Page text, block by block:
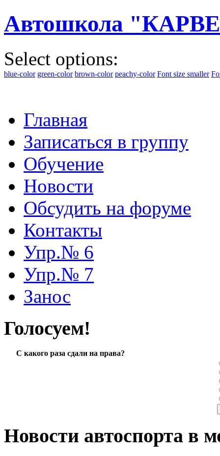
Автошкола
Select options:
blue-color green-color brown-color peachy-color Font size smaller
Главная
Записаться в группу
Обучение
Новости
Обсудить на форуме
Контакты
Упр.№ 6
Упр.№ 7
Занос
Голосуем!
С какого раза сдали на права?
Новости автоспорта в